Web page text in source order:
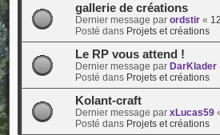
gallerie de créations
Dernier message par ordstir«
Posté dans Projets et créations
Le RP vous attend !
Dernier message par DarKlader
Posté dans Projets et créations
Kolant-craft
Dernier message par xLucas59
Posté dans Projets et créations